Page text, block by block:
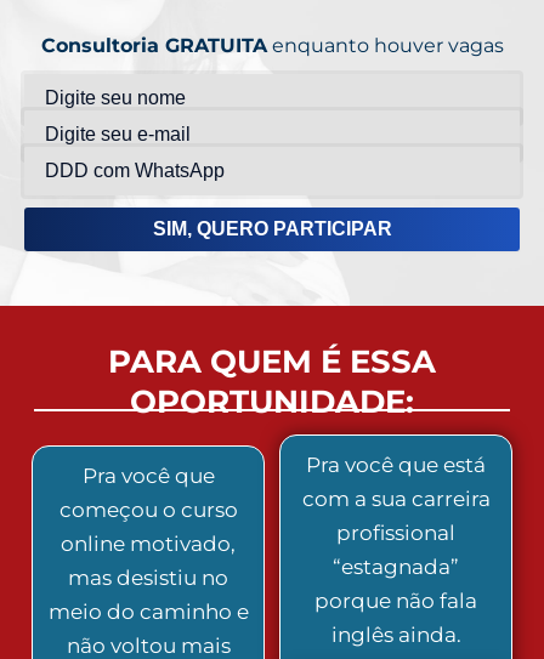
Consultoria GRATUITAenquanto houver vagas
SIM, QUERO PARTICIPAR
PARA QUEM É ESSA
OPORTUNIDADE:
Pra você que
começou o curso
online motivado,
mas desistiu no
meio do caminho e
não voltou mais
Pra você que está
com a sua carreira
profissional
“estagnada”
porque não fala
inglês ainda.